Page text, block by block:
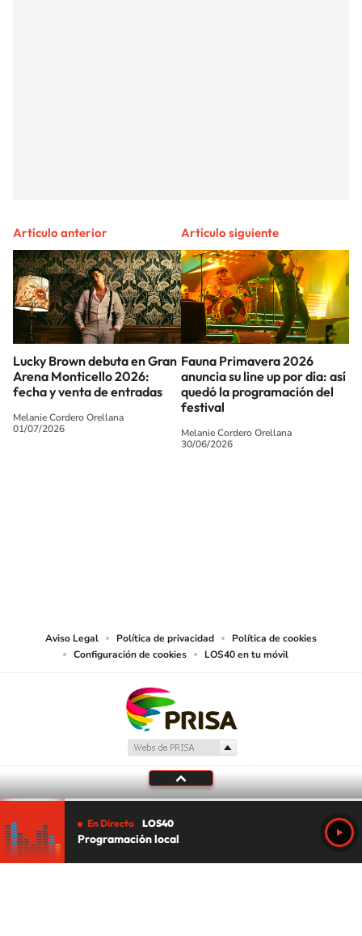
Artículo anterior
Lucky Brown debuta en Gran
Arena Monticello 2026:
fecha y venta de entradas
Melanie Cordero Orellana
01/07/2026
Artículo siguiente
Fauna Primavera 2026
anuncia su line up por día: así
quedó la programación del
festival
Melanie Cordero Orellana
30/06/2026
Aviso Legal Política de privacidad
Política de cookies
Configuración de cookies
LOS40 en tu móvil
En Directo LOS40
Programación local